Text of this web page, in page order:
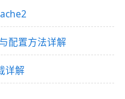
配置方法详解
详解